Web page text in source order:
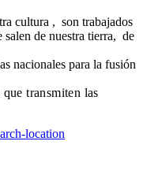
cultura , son trabajados
salen de nuestra tierra, de
nacionales para la fusión
transmiten las
location